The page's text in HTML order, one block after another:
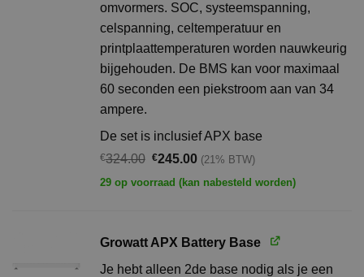
omvormers. SOC, systeemspanning,
celspanning, celtemperatuur en
printplaattemperaturen worden nauwkeurig
bijgehouden. De BMS kan voor maximaal
60 seconden een piekstroom aan van 34
ampere.
De set is inclusief APX base
€324.00 Oorspronkelijke
was:
€245.00Huidige
is:
(21% BTW)
29 op voorraad (kan nabesteld worden)
Growatt APX Battery Base
Je hebt alleen 2de base nodig als je een